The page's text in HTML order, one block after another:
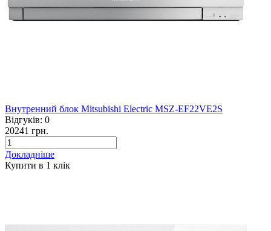
Внутренний блок Mitsubishi Electric MSZ-EF22VE2S
Відгуків: 0
20241 грн.
Докладніше
Купити в 1 клiк